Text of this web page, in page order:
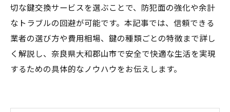
切な鍵交換サービスを選ぶことで、防犯面の強化や余計
なトラブルの回避が可能です。本記事では、信頼できる
業者の選び方や費用相場、鍵の種類ごとの特徴まで詳し
く解説し、奈良県大和郡山市で安全で快適な生活を実現
するための具体的なノウハウをお伝えします。